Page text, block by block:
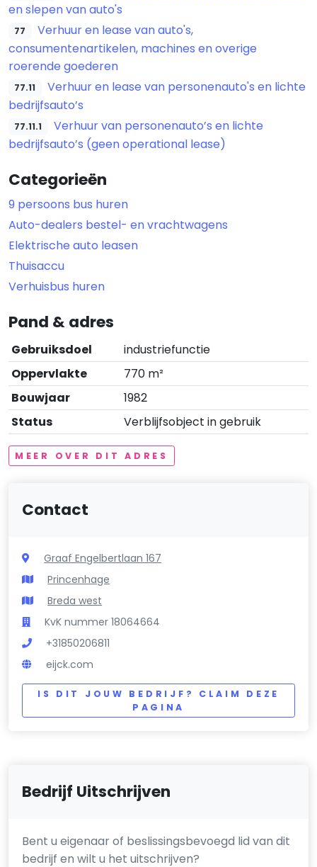
en slepen van auto's
77
Verhuur en lease van auto's,
consumentenartikelen, machines en overige
roerende goederen
77.11
Verhuur en lease van personenauto's en lichte
bedrijfsauto’s
77.11.1
Verhuur van personenauto’s en lichte
bedrijfsauto’s (geen operational lease)
Categorieën
9 persoons bus huren
Auto-dealers bestel- en vrachtwagens
Elektrische auto leasen
Thuisaccu
Verhuisbus huren
Pand & adres
Gebruiksdoel
industriefunctie
Oppervlakte
770 m²
Bouwjaar
1982
Status
Verblijfsobject in gebruik
MEER OVER DIT ADRES
Contact
Graaf Engelbertlaan 167
Princenhage
Breda west
KvK nummer 18064664
+31850206811
eijck.com
IS DIT JOUW BEDRIJF? CLAIM DEZE
PAGINA
Bedrijf Uitschrijven
Bent u eigenaar of beslissingsbevoegd lid van dit
bedrijf en wilt u het uitschrijven?